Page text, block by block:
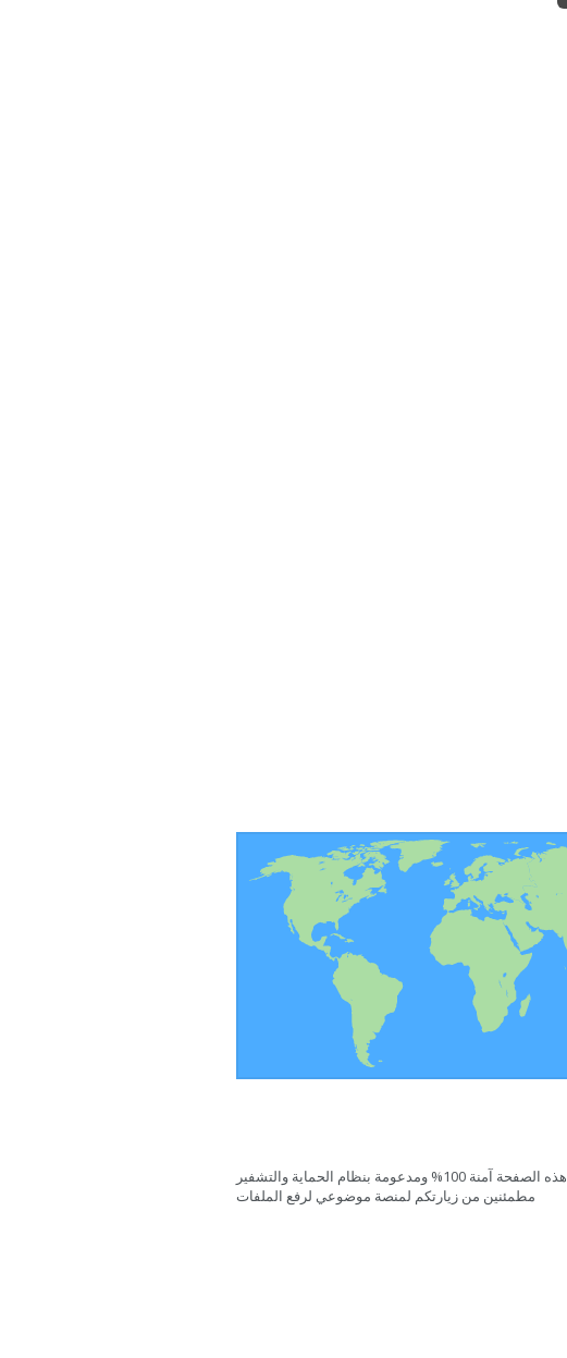
هذه الصفحة آمنة 100% ومدعومة بنظام الحماية والتشفير SSL لهذا كونوا
مطمئنين من زيارتكم لمنصة موضوعي لرفع الملفات